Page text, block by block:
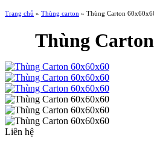
Trang chủ » Thùng carton » Thùng Carton
Thùng
Liên hệ